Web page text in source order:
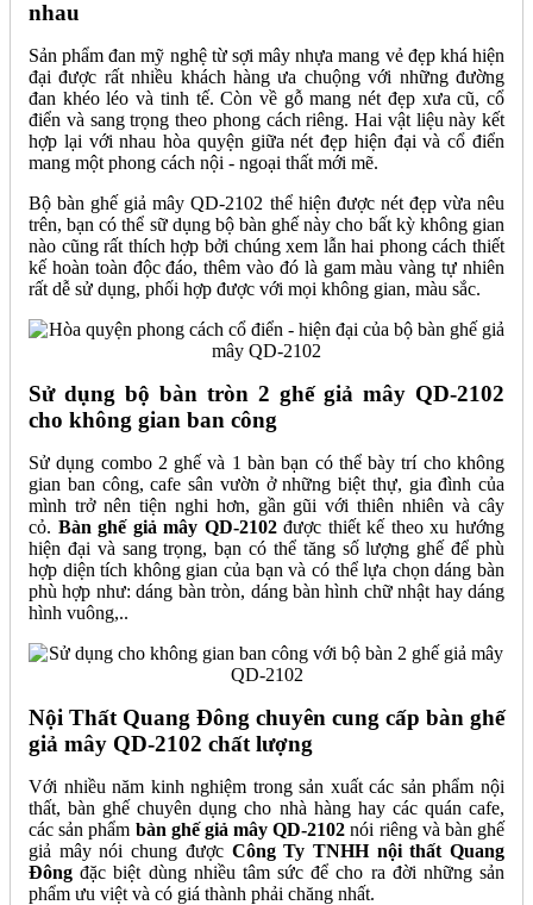
nhau
Sản phẩm đan mỹ nghệ từ sợi mây nhựa mang vẻ đẹp khá hiện
đại được rất nhiều khách hàng ưa chuộng với những đường
đan khéo léo và tinh tế. Còn về gỗ mang nét đẹp xưa cũ, cổ
điển và sang trọng theo phong cách riêng. Hai vật liệu này kết
hợp lại với nhau hòa quyện giữa nét đẹp hiện đại và cổ điển
mang một phong cách nội - ngoại thất mới mẽ.
Bộ bàn ghế giả mây QD-2102 thể hiện được nét đẹp vừa nêu
trên, bạn có thể sữ dụng bộ bàn ghế này cho bất kỳ không gian
nào cũng rất thích hợp bởi chúng xem lẫn hai phong cách thiết
kế hoàn toàn độc đáo, thêm vào đó là gam màu vàng tự nhiên
rất dễ sử dụng, phối hợp được với mọi không gian, màu sắc.
Sử dụng bộ bàn tròn 2 ghế giả mây QD-2102
cho không gian ban công
Sử dụng combo 2 ghế và 1 bàn bạn có thể bày trí cho không
gian ban công, cafe sân vườn ở những biệt thự, gia đình của
mình trở nên tiện nghi hơn, gần gũi với thiên nhiên và cây
cỏ. Bàn ghế giả mây QD-2102được thiết kế theo xu hướng
hiện đại và sang trọng, bạn có thể tăng số lượng ghế để phù
hợp diện tích không gian của bạn và có thể lựa chọn dáng bàn
phù hợp như: dáng bàn tròn, dáng bàn hình chữ nhật hay dáng
hình vuông,..
Nội Thất Quang Đông chuyên cung cấp bàn ghế
giả mây QD-2102 chất lượng
Với nhiều năm kinh nghiệm trong sản xuất các sản phẩm nội
thất, bàn ghế chuyên dụng cho nhà hàng hay các quán cafe,
các sản phẩm bàn ghế giả mây QD-2102 nói riêng và bàn ghế
giả mây nói chung được Công Ty TNHH nội thất Quang
Đông đặc biệt dùng nhiều tâm sức để cho ra đời những sản
phẩm ưu việt và có giá thành phải chăng nhất.